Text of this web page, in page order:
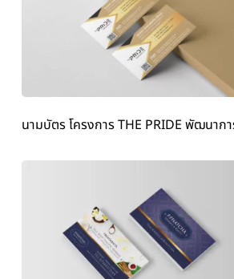
นามบัตร โครงการ THE PRIDE พัฒนาก